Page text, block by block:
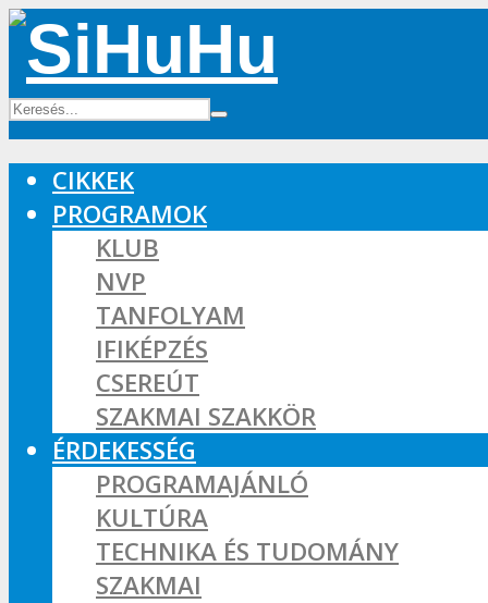
CIKKEK
PROGRAMOK
KLUB
NVP
TANFOLYAM
IFIKÉPZÉS
CSEREÚT
SZAKMAI SZAKKÖR
ÉRDEKESSÉG
PROGRAMAJÁNLÓ
KULTÚRA
TECHNIKA ÉS TUDOMÁNY
SZAKMAI